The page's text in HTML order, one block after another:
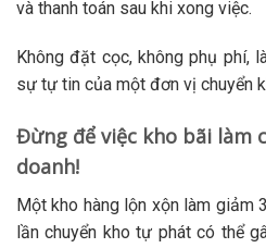
và thanh toán sau khi xong việc.
Không đặt cọc, không phụ phí,
sự tự tin của một đơn vị chuyển
Đừng để việc kho bãi làm
doanh!
Một kho hàng lộn xộn làm giảm
lần chuyển kho tự phát có thể